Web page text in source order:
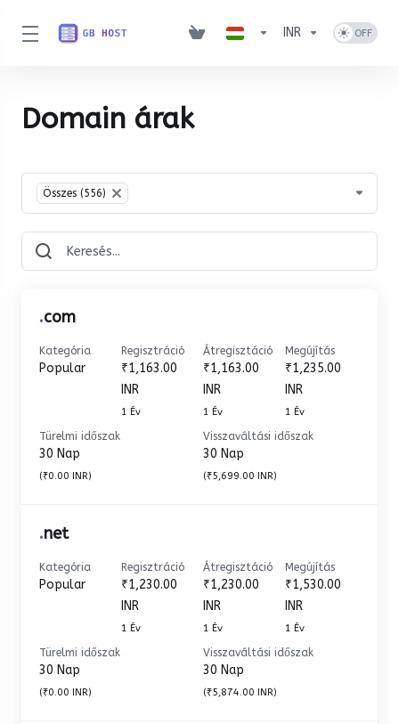
INR
Domain árak
Table Filter
Összes (556) ×
.com
Kategória
Popular
Regisztráció
₹1,163.00
INR
1 Év
Átregisztáció
₹1,163.00
INR
1 Év
Megújítás
₹1,235.00
INR
1 Év
Türelmi időszak
30 Nap
(₹0.00 INR)
Visszaváltási időszak
30 Nap
(₹5,699.00 INR)
.net
Kategória
Popular
Regisztráció
₹1,230.00
INR
1 Év
Átregisztáció
₹1,230.00
INR
1 Év
Megújítás
₹1,530.00
INR
1 Év
Türelmi időszak
30 Nap
(₹0.00 INR)
Visszaváltási időszak
30 Nap
(₹5,874.00 INR)